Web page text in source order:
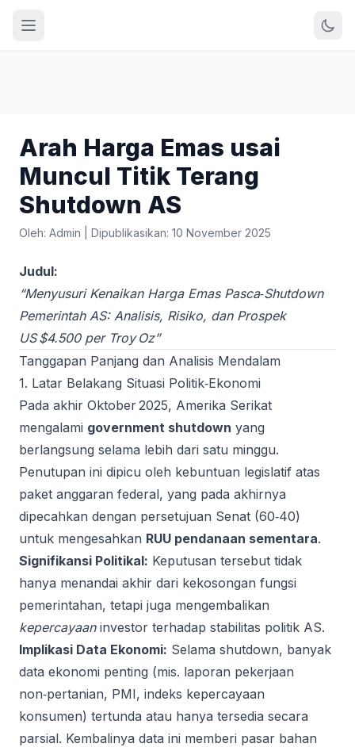
Arah Harga Emas usai
Muncul Titik Terang
Shutdown AS
Oleh: Admin Dipublikasikan: 10 November 2025
Judul:
“Menyusuri Kenaikan Harga Emas Pasca‑Shutdown
Pemerintah AS: Analisis, Risiko, dan Prospek
US $4.500 per Troy Oz”
Tanggapan Panjang dan Analisis Mendalam
1. Latar Belakang Situasi Politik‑Ekonomi
Pada akhir Oktober 2025, Amerika Serikat
mengalami government shutdown yang
berlangsung selama lebih dari satu minggu.
Penutupan ini dipicu oleh kebuntuan legislatif atas
paket anggaran federal, yang pada akhirnya
dipecahkan dengan persetujuan Senat (60‑40)
untuk mengesahkan RUU pendanaan sementara.
Signifikansi Politikal: Keputusan tersebut tidak
hanya menandai akhir dari kekosongan fungsi
pemerintahan, tetapi juga mengembalikan
kepercayaaninvestor terhadap stabilitas politik AS.
Implikasi Data Ekonomi: Selama shutdown, banyak
data ekonomi penting (mis. laporan pekerjaan
non‑pertanian, PMI, indeks kepercayaan
konsumen) tertunda atau hanya tersedia secara
parsial. Kembalinya data ini memberi pasar bahan